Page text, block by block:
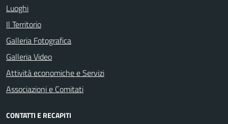
Luoghi
Il Territorio
Galleria Fotografica
Galleria Video
Attività economiche e Servizi
Associazioni e Comitati
CONTATTI E RECAPITI